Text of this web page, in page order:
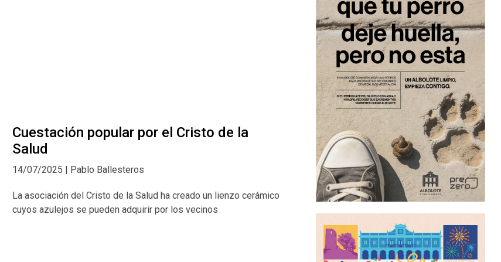
Cuestación popular por el Cristo de la
Salud
14/07/2025 | Pablo Ballesteros
La asociación del Cristo de la Salud ha creado un lienzo cerámico
cuyos azulejos se pueden adquirir por los vecinos